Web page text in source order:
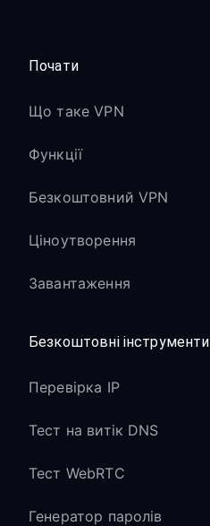
Почати
Що таке VPN
Функції
Безкоштовний VPN
Ціноутворення
Завантаження
Безкоштовні інструменти
Перевірка IP
Тест на витік DNS
Тест WebRTC
Генератор паролів